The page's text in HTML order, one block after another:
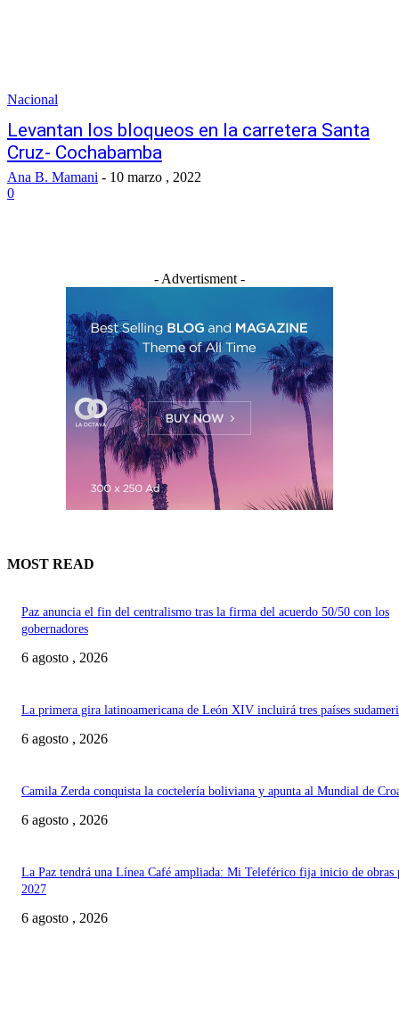
Nacional
Levantan los bloqueos en la carretera Santa
Cruz- Cochabamba
Ana B. Mamani - 10 marzo , 2022
0
- Advertisment -
MOST READ
Paz anuncia el fin del centralismo tras la firma del acuerdo 50/50 con los
gobernadores
6 agosto , 2026
La primera gira latinoamericana de León XIV incluirá tres países
6 agosto , 2026
Camila Zerda conquista la coctelería boliviana y apunta al Mundial de
6 agosto , 2026
La Paz tendrá una Línea Café ampliada: Mi Teleférico fija inicio de obras
2027
6 agosto , 2026